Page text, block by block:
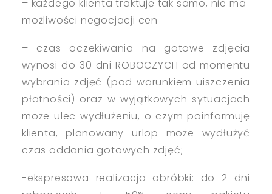
– każdego klienta traktuję tak samo, nie ma
możliwości negocjacji cen
– czas oczekiwania na gotowe zdjęcia
wynosi do 30 dni ROBOCZYCH od momentu
wybrania zdjęć (pod warunkiem uiszczenia
płatności) oraz w wyjątkowych sytuacjach
może ulec wydłużeniu, o czym poinformuję
klienta, planowany urlop może wydłużyć
czas oddania gotowych zdjęć;
-ekspresowa realizacja obróbki: do 2 dni